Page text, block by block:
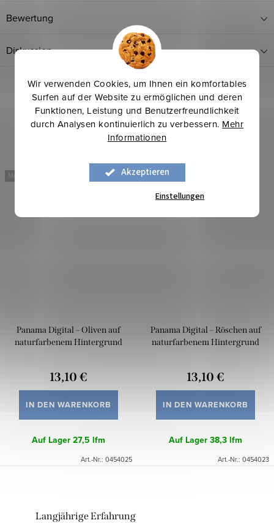
Wir verwenden Cookies, um Ihnen ein komfortables
Surfen auf der Website zu ermöglichen und deren
Funktionen, Leistung und Benutzerfreundlichkeit
durch Analysen kontinuierlich zu verbessern. Mehr
Informationen
Akzeptieren
Einstellungen
Bewertung
Diskussion
Mehr für weniger
Panama Digital – Oliven auf
naturfarbenem Hintergrund
13,10 €
IN DEN WARENKORB
Auf Lager27,5 lfm
Art.-Nr.: 0454025
Mehr für weniger
Panama Digital – Röschen auf
naturfarbenem Hintergrund
13,10 €
IN DEN WARENKORB
Auf Lager38,3 lfm
Art.-Nr.: 0454023
Langjährige Erfahrung